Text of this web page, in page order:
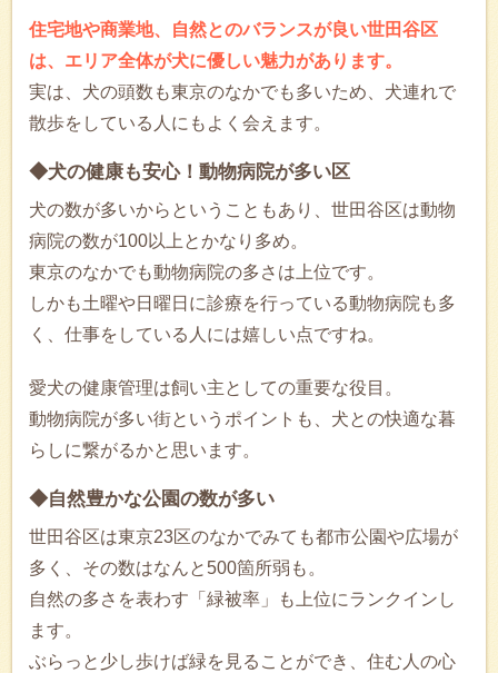
住宅地や商業地、自然とのバランスが良い世田谷区
は、エリア全体が犬に優しい魅力があります。
実は、犬の頭数も東京のなかでも多いため、犬連れで
散歩をしている人にもよく会えます。
◆犬の健康も安心！動物病院が多い区
犬の数が多いからということもあり、世田谷区は動物
病院の数が100以上とかなり多め。
東京のなかでも動物病院の多さは上位です。
しかも土曜や日曜日に診療を行っている動物病院も多
く、仕事をしている人には嬉しい点ですね。
愛犬の健康管理は飼い主としての重要な役目。
動物病院が多い街というポイントも、犬との快適な暮
らしに繋がるかと思います。
◆自然豊かな公園の数が多い
世田谷区は東京23区のなかでみても都市公園や広場が
多く、その数はなんと500箇所弱も。
自然の多さを表わす「緑被率」も上位にランクインし
ます。
ぶらっと少し歩けば緑を見ることができ、住む人の心